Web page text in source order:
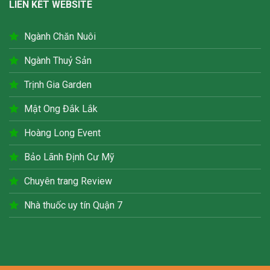
LIÊN KẾT WEBSITE
Ngành Chăn Nuôi
Ngành Thuỷ Sản
Trịnh Gia Garden
Mật Ong Đắk Lắk
Hoàng Long Event
Bảo Lãnh Định Cư Mỹ
Chuyên trang Review
Nhà thuốc uy tín Quận 7